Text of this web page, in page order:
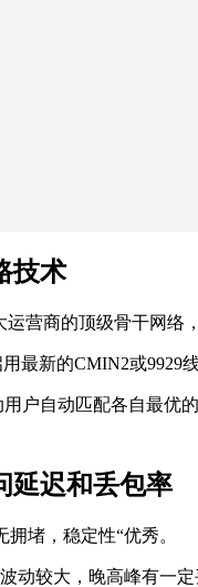
技术
营商的顶级骨干网
最新的CMIN2或9929线
户自动匹配各自最
延迟和丢包率
堵，稳定性“优秀。
动较大，晚高峰有一